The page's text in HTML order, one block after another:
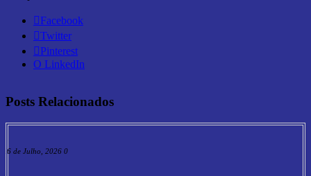
Facebook
Twitter
Pinterest
O LinkedIn
Posts Relacionados
16 de Julho, 2026 0